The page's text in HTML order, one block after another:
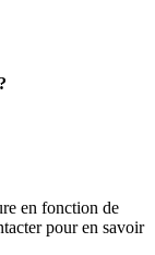
en fonction de
pour en savoir